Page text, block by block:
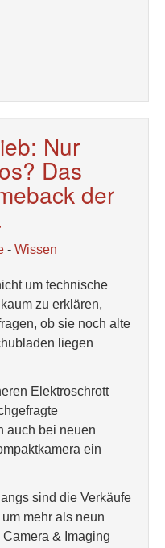
Nur
Das
der
- Wissen
um technische
zu erklären,
ob sie noch alte
liegen
Elektroschrott
auch bei neuen
ein
sind die Verkäufe
mehr als neun
& Imaging